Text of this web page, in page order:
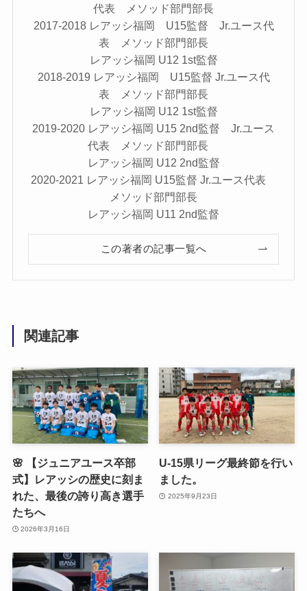
代表 メソッド部門部長
2017-2018 レアッシ福岡 U15監督 Jr.ユース代
表 メソッド部門部長
レアッシ福岡 U12 1st監督
2018-2019 レアッシ福岡 U15監督 Jr.ユース代
表 メソッド部門部長
レアッシ福岡 U12 1st監督
2019-2020 レアッシ福岡 U15 2nd監督 Jr.ユース
代表 メソッド部門部長
レアッシ福岡 U12 2nd監督
2020-2021 レアッシ福岡 U15監督 Jr.ユース代表
メソッド部門部長
レアッシ福岡 U11 2nd監督
この著者の記事一覧へ
関連記事
🌸 【ジュニアユース卒部
式】レアッシの歴史に刻ま
れた、最後の誇り高き選手
たちへ
2026年3月16日
U-15県リーグ最終節を行い
ました。
2025年9月23日